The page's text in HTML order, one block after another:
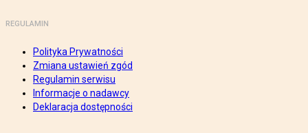
REGULAMIN
Polityka Prywatności
Zmiana ustawień zgód
Regulamin serwisu
Informacje o nadawcy
Deklaracja dostępności